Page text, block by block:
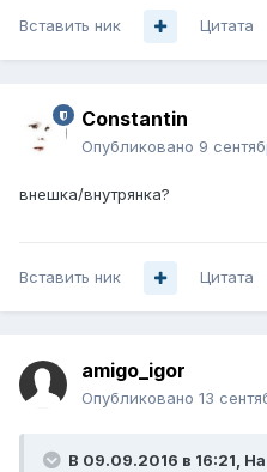
Вставить ник Цитата
Constantin
Опубликовано 9
внешка/внутрянка?
Вставить ник Цитата
amigo_igor
Опубликовано 13
В 09.09.2016 в 16:21,